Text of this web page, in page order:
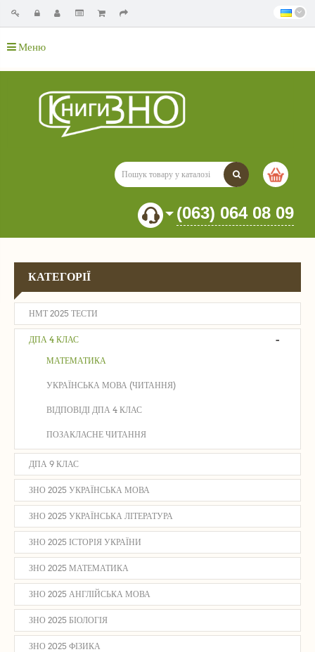
Меню
(063) 064 08 09
КАТЕГОРІЇ
НМТ 2025 ТЕСТИ
ДПА 4 КЛАС -
МАТЕМАТИКА
УКРАЇНСЬКА МОВА (ЧИТАННЯ)
ВІДПОВІДІ ДПА 4 КЛАС
ПОЗАКЛАСНЕ ЧИТАННЯ
ДПА 9 КЛАС
ЗНО 2025 УКРАЇНСЬКА МОВА
ЗНО 2025 УКРАЇНСЬКА ЛІТЕРАТУРА
ЗНО 2025 ІСТОРІЯ УКРАЇНИ
ЗНО 2025 МАТЕМАТИКА
ЗНО 2025 АНГЛІЙСЬКА МОВА
ЗНО 2025 БІОЛОГІЯ
ЗНО 2025 ФІЗИКА